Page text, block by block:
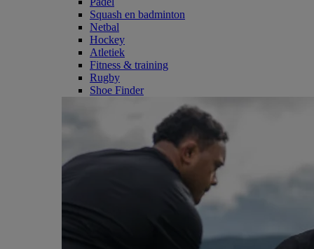
Squash en badminton
Netbal
Hockey
Atletiek
Fitness & training
Rugby
Shoe Finder